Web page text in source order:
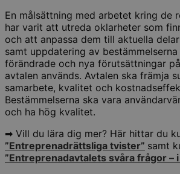
En målsättning med arbetet kring de
har varit att utreda oklarheter som
och att anpassa dem till aktuella
samt uppdatering av
förändrade och nya förutsättningar
avtalen används. Avtalen ska främja
samarbete, kvalitet och
Bestämmelserna ska vara
och ha hög kvalitet.
➡ Vill du lära dig mer? Här hittar du
”Entreprenadrättsliga tvister” samt
”Entreprenadavtalets svåra frågor –